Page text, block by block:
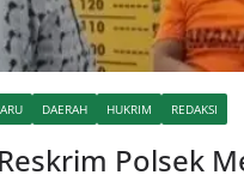
DAERAH HUKRIM REDAKSI
Polsek